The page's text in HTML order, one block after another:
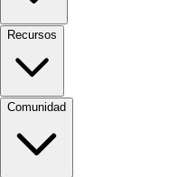
Recursos
Comunidad